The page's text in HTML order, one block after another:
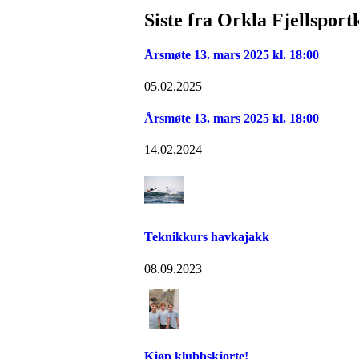
Siste fra Orkla
Årsmøte 13. mars 2025 kl. 18:00
05.02.2025
Årsmøte 13. mars 2025 kl. 18:00
14.02.2024
Teknikkurs havkajakk
08.09.2023
Kjøp klubbskjorte!